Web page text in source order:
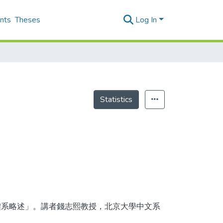
Theses Log In
Statistics
略述」。講者錢志熙教授，北京大學中文系